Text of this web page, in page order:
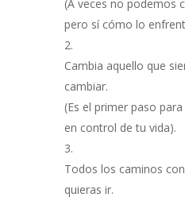
(A veces no podemos
pero sí cómo lo
Cambia aquello que
cambiar.
(Es el primer paso
en control de tu vida).
Todos los caminos
quieras ir.